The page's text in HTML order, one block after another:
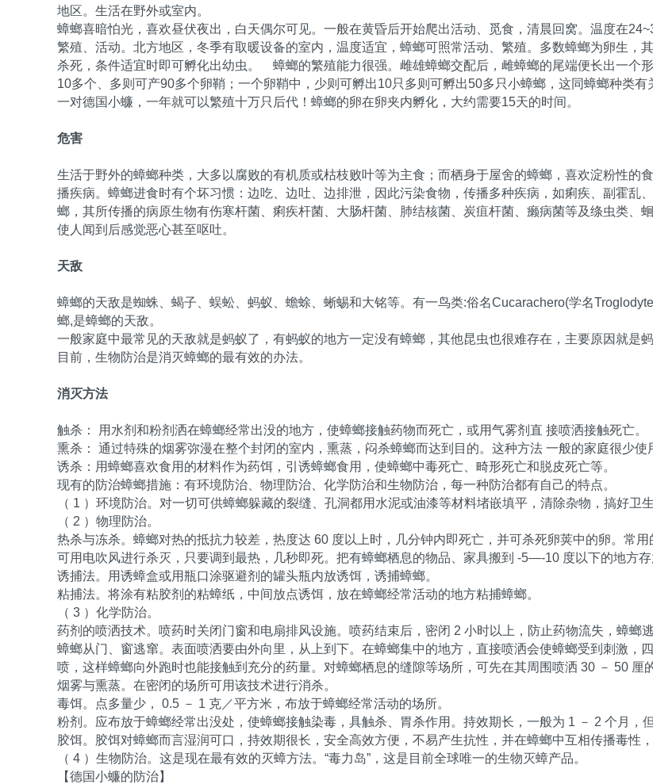
地区。生活在野外或室内。
蟑螂喜暗怕光，喜欢昼伏夜出，白天偶尔可见。一般在黄昏后开始爬出活动、觅食，清晨回窝。温度在
繁殖、活动。北方地区，冬季有取暖设备的室内，温度适宜，蟑螂可照常活动、繁殖。多数蟑螂为卵生，
杀死，条件适宜时即可孵化出幼虫。 蟑螂的繁殖能力很强。雌雄蟑螂交配后，雌蟑螂的尾端便长出一个
10多个、多则可产90多个卵鞘；一个卵鞘中，少则可孵出10只多则可孵出50多只小蟑螂，这同蟑螂种类
一对德国小蠊，一年就可以繁殖十万只后代！蟑螂的卵在卵夹内孵化，大约需要15天的时间。
危害
生活于野外的蟑螂种类，大多以腐败的有机质或枯枝败叶等为主食；而栖身于屋舍的蟑螂，喜欢淀粉性的
播疾病。蟑螂进食时有个坏习惯：边吃、边吐、边排泄，因此污染食物，传播多种疾病，如痢疾、副霍乱
螂，其所传播的病原生物有伤寒杆菌、痢疾杆菌、大肠杆菌、肺结核菌、炭疽杆菌、癞病菌等及绦虫类、
使人闻到后感觉恶心甚至呕吐。
天敌
蟑螂的天敌是蜘蛛、蝎子、蜈蚣、蚂蚁、蟾蜍、蜥蜴和大铭等。有一鸟类:俗名Cucarachero(学名
螂,是蟑螂的天敌。
一般家庭中最常见的天敌就是蚂蚁了，有蚂蚁的地方一定没有蟑螂，其他昆虫也很难存在，主要原因就是
目前，生物防治是消灭蟑螂的最有效的办法。
消灭方法
触杀： 用水剂和粉剂洒在蟑螂经常出没的地方，使蟑螂接触药物而死亡，或用气雾剂直 接喷洒接触死亡。
熏杀： 通过特殊的烟雾弥漫在整个封闭的室内，熏蒸，闷杀蟑螂而达到目的。这种方法 一般的家庭很少使
诱杀：用蟑螂喜欢食用的材料作为药饵，引诱蟑螂食用，使蟑螂中毒死亡、畸形死亡和脱皮死亡等。
现有的防治蟑螂措施：有环境防治、物理防治、化学防治和生物防治，每一种防治都有自己的特点。
（ 1 ）环境防治。对一切可供蟑螂躲藏的裂缝、孔洞都用水泥或油漆等材料堵嵌填平，清除杂物，搞好卫
（ 2 ）物理防治。
热杀与冻杀。蟑螂对热的抵抗力较差，热度达 60 度以上时，几分钟内即死亡，并可杀死卵荚中的卵。常
可用电吹风进行杀灭，只要调到最热，几秒即死。把有蟑螂栖息的物品、家具搬到 -5―-10 度以下的地方
诱捕法。用诱蟑盒或用瓶口涂驱避剂的罐头瓶内放诱饵，诱捕蟑螂。
粘捕法。将涂有粘胶剂的粘蟑纸，中间放点诱饵，放在蟑螂经常活动的地方粘捕蟑螂。
（ 3 ）化学防治。
药剂的喷洒技术。喷药时关闭门窗和电扇排风设施。喷药结束后，密闭 2 小时以上，防止药物流失，蟑螂
蟑螂从门、窗逃窜。表面喷洒要由外向里，从上到下。在蟑螂集中的地方，直接喷洒会使蟑螂受到刺激，
喷，这样蟑螂向外跑时也能接触到充分的药量。对蟑螂栖息的缝隙等场所，可先在其周围喷洒 30 － 50 厘
烟雾与熏蒸。在密闭的场所可用该技术进行消杀。
毒饵。点多量少， 0.5 － 1 克／平方米，布放于蟑螂经常活动的场所。
粉剂。应布放于蟑螂经常出没处，使蟑螂接触染毒，具触杀、胃杀作用。持效期长，一般为 1 － 2 个月，
胶饵。胶饵对蟑螂而言湿润可口，持效期很长，安全高效方便，不易产生抗性，并在蟑螂中互相传播毒性
（ 4 ）生物防治。这是现在最有效的灭蟑方法。“毒力岛”，这是目前全球唯一的生物灭蟑产品。
【德国小蠊的防治】